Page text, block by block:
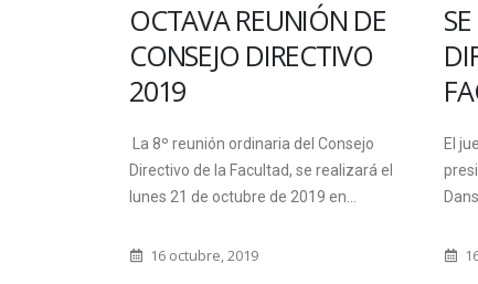
SE REUNIÓ EL CONSEJO
DIRECTIVO DE LA
FACULTAD
El jueves 15 de abril de manera virtual y
presidida por la decana, Esp. Lic. Daniela
Dans, se realizó la...
16 abril, 2021